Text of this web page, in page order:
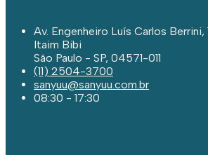
Av. Engenheiro Luís Carlos Berrini,
Itaim Bibi
São Paulo - SP, 04571-011
(11) 2504-3700
sanyuu@sanyuu.com.br
08:30 - 17:30